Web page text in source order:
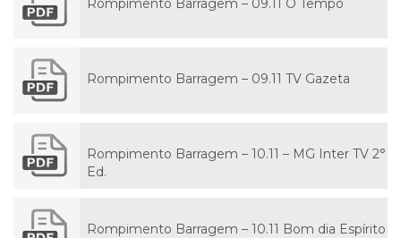
Rompimento Barragem – 09.11 O Tempo
Rompimento Barragem – 09.11 TV Gazeta
Rompimento Barragem – 10.11 – MG Inter TV 2°
Ed.
Rompimento Barragem – 10.11 Bom dia Espírito